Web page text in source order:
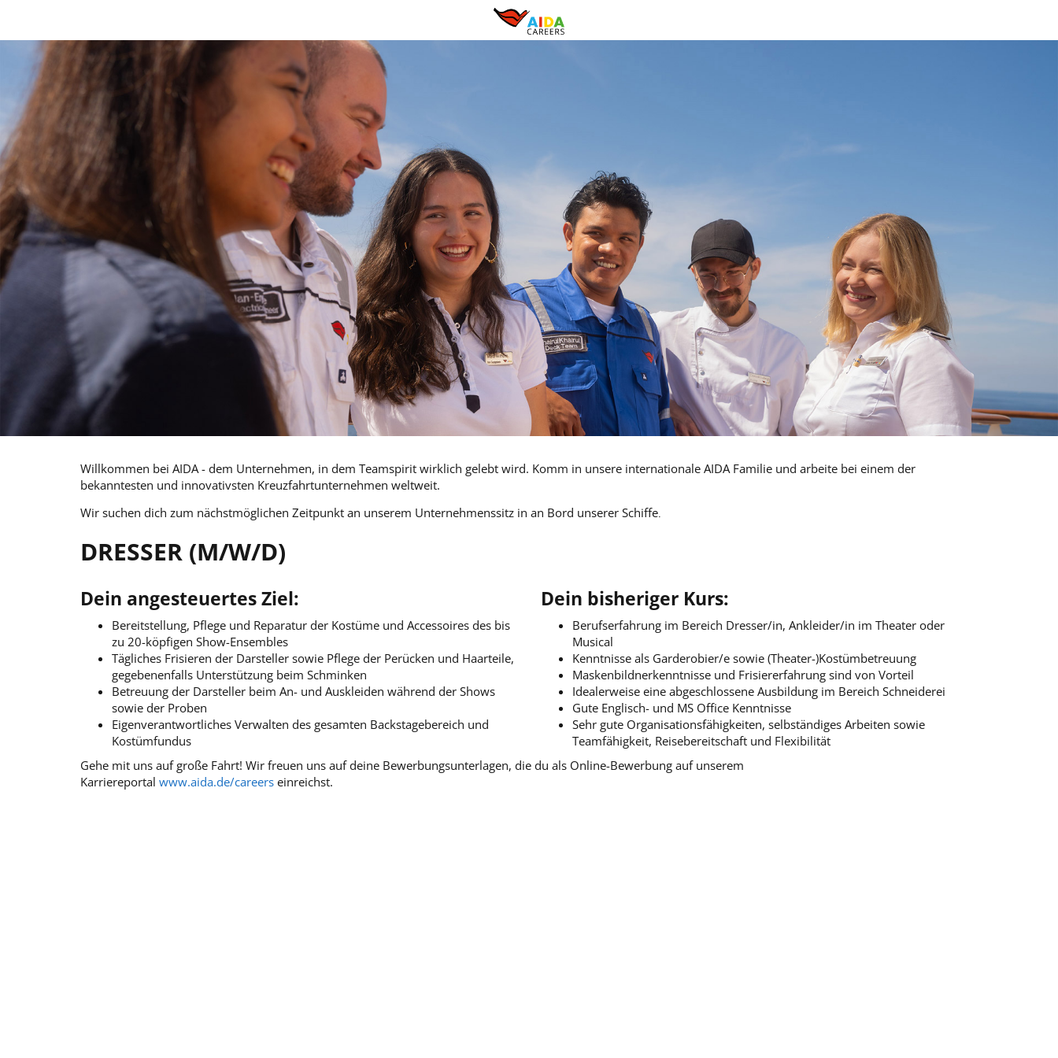
Willkommen bei AIDA - dem Unternehmen, in dem Teamspirit wirklich gelebt wird. Komm in unsere internationale AIDA Familie und arbeite bei einem der
bekanntesten und innovativsten Kreuzfahrtunternehmen weltweit.
Wir suchen dich zum nächstmöglichen Zeitpunkt an unserem Unternehmenssitz in an Bord unserer Schiffe
DRESSER (M/W/D)
Dein angesteuertes Ziel:
Bereitstellung, Pflege und Reparatur der Kostüme und Accessoires des bis
zu 20-köpfigen Show-Ensembles
Tägliches Frisieren der Darsteller sowie Pflege der Perücken und Haarteile,
gegebenenfalls Unterstützung beim Schminken
Betreuung der Darsteller beim An- und Auskleiden während der Shows
sowie der Proben
Eigenverantwortliches Verwalten des gesamten Backstagebereich und
Kostümfundus
Dein bisheriger Kurs:
Berufserfahrung im Bereich Dresser/in, Ankleider/in im Theater oder
Musical
Kenntnisse als Garderobier/e sowie (Theater-)Kostümbetreuung
Maskenbildnerkenntnisse und Frisiererfahrung sind von Vorteil
Idealerweise eine abgeschlossene Ausbildung im Bereich Schneiderei
Gute Englisch- und MS Office Kenntnisse
Sehr gute Organisationsfähigkeiten, selbständiges Arbeiten sowie
Teamfähigkeit, Reisebereitschaft und Flexibilität
Gehe mit uns auf große Fahrt! Wir freuen uns auf deine Bewerbungsunterlagen, die du als Online-Bewerbung auf unserem
Karriereportal www.aida.de/careers einreichst.